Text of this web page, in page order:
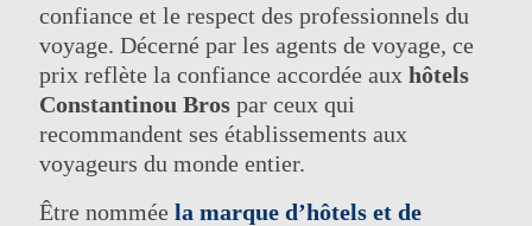
confiance et le respect des professionnels du
voyage. Décerné par les agents de voyage, ce
prix reflète la confiance accordée aux hôtels
Constantinou Bros par ceux qui
recommandent ses établissements aux
voyageurs du monde entier.
Être nommée la marque d’hôtels et de